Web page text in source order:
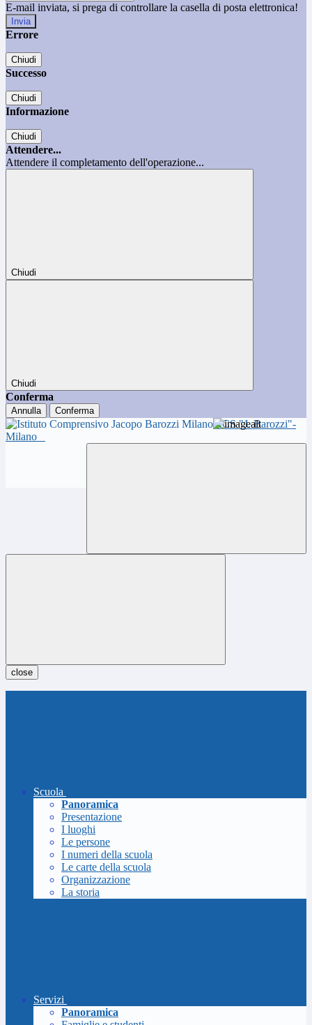
E-mail inviata, si prega di controllare la casella di posta elettronica!
Errore
Chiudi
Successo
Chiudi
Informazione
Chiudi
Attendere...
Attendere il completamento dell'operazione...
Chiudi
Chiudi
Conferma
Annulla Conferma
ICS "J. Barozzi"-
Milano
close
Scuola
Panoramica
Presentazione
I luoghi
Le persone
I numeri della scuola
Le carte della scuola
Organizzazione
La storia
Servizi
Panoramica